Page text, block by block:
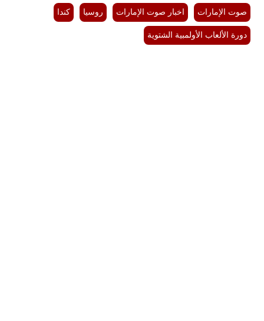
صوت الإمارات اخبار صوت الإمارات روسيا كندا
دورة الألعاب الأولمبية الشتوية